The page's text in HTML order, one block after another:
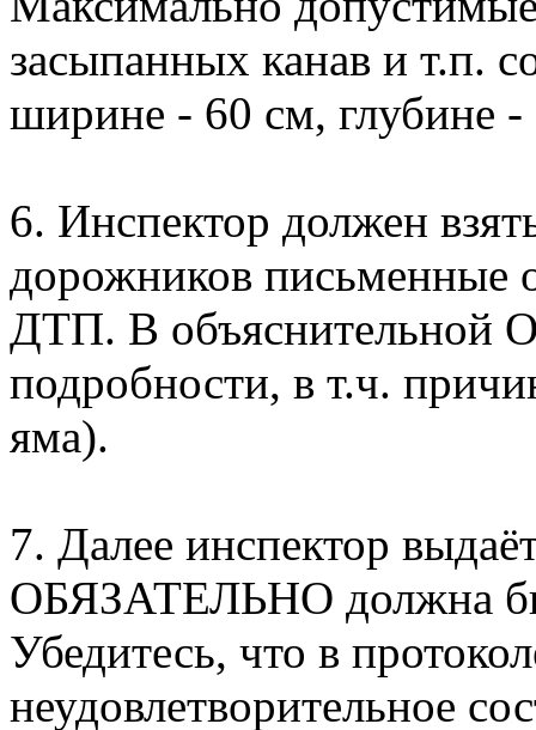
засыпанных канав и т.п.
ширине - 60 см, глубине -
6. Инспектор должен
дорожников письменные
ДТП. В объяснительной
подробности, в т.ч.
яма).
7. Далее инспектор
ОБЯЗАТЕЛЬНО должна
Убедитесь, что в
неудовлетворительное